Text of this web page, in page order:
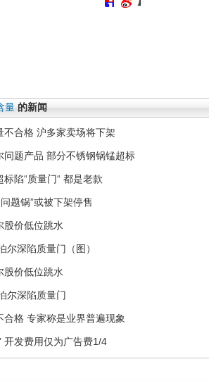
量 的新闻
不合格 沪多家卖场将下架
问题产品 部分不锈钢锅锰超标
陷“质量门“ 都是老款
题锅”或被下架停售
股价低位跳水
尔深陷质量门（图）
股价低位跳水
尔深陷质量门
格 专家称是业界普遍现象
开发费用仅为广告费1/4